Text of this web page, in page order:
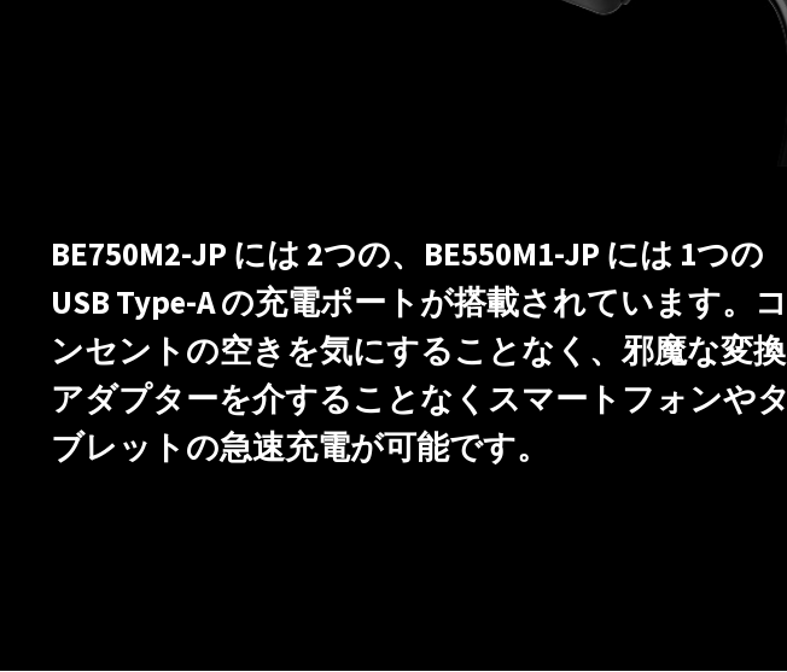
BE750M2-JP には 2つの、BE550M1-JP には 1つの
USB Type-A の充電ポートが搭載されています。コ
ンセントの空きを気にすることなく、邪魔な変換
アダプターを介することなくスマートフォンやタ
ブレットの急速充電が可能です。